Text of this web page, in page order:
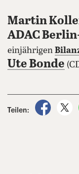
Martin
ADAC
einjährigen
Ute Bonde
Teilen:
auf